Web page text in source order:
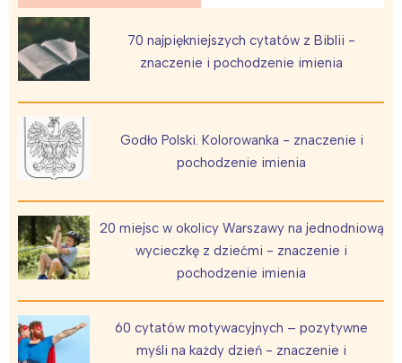
70 najpiękniejszych cytatów z Biblii -
znaczenie i pochodzenie imienia
Godło Polski. Kolorowanka - znaczenie i
pochodzenie imienia
20 miejsc w okolicy Warszawy na jednodniową
wycieczkę z dziećmi - znaczenie i
pochodzenie imienia
60 cytatów motywacyjnych – pozytywne
myśli na każdy dzień - znaczenie i